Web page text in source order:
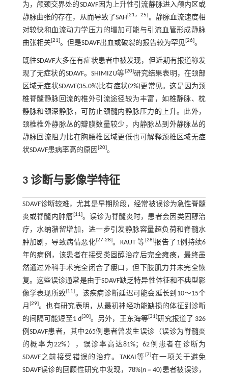
为，颅颈交界处的SDAVF因为上升性引流静脉进入颅内区或
静脉曲张的存在，从而导致了SAH [21，25 。静脉血流速度相
对较快和血流动力学压力的增加可能与引流血管形成静脉
曲张相关 21 。但是SDAVF出血或破裂的报告较为罕见 26] 。
既往SDAVF大多在有症状患者中被发现，但近期有报道称发
现了无症状的SDAVF。SHIMIZU等 20] 研究结果表明，在颈部
区域无症状SDAVF(35.0%)比有症状(2%)更常见。这是因为颈
椎脊髓静脉回流的椎外引流途径较为丰富，如椎静脉、枕
静脉和颈深静脉，可防止颈髓内静脉压力的上升。此外，
颈椎椎外静脉丛的瓣膜数量较少，内静脉丛到外静脉丛的
静脉回流阻力比在胸腰椎区域更低也可解释颈椎区域无症
状SDAVF患病率高的原因 20] 。
3 诊断与影像学特征
SDAVF诊断较难，尤其是早期阶段，经常被误诊为急性脊髓
炎或脊髓内肿瘤 11 。误诊为脊髓炎时，患者会因类固醇治
疗，水纳潴留增加，进一步引发静脉容量超负荷和脊髓水
肿加剧，导致病情恶化 [27-28 。KAUT 等 28 报告了1例持续6
年的病例，该患者在接受类固醇治疗后完全瘫痪，最终虽
然通过外科手术完全闭合了瘘口，但下肢肌力并未完全恢
复。这些误诊通常是由于SDAVF缺乏特异性体征和不典型影
像学表现所致 11 。该疾病诊断延迟可能会延长到10～15个
月 29] 。也有研究表明，从最初神经功能缺损的体征到诊断
的间隔可能短至1 d[ 30] 。另外，王东海等 [31 ]研究报道了 326
例SDAVF患者，其中265例患者曾发生误诊（误诊为脊髓炎
的概率为22%），误诊率高达81%；62例患者在诊断为
SDAVF之前接受错误的治疗。TAKAI等 7 在一项关于避免
SDAVF误诊的回顾性研究中发现，78%(n= 40)患者被误诊，